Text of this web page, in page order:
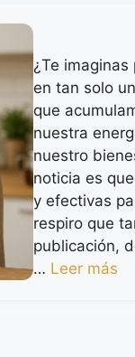
¿Te
en tan solo
que
nuestra
nuestro
noticia es
y efectivas
respiro que
publicación,
… Leer más